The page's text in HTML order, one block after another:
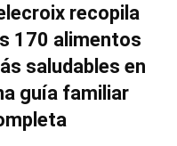
recopila
170 alimentos
saludables en
guía familiar